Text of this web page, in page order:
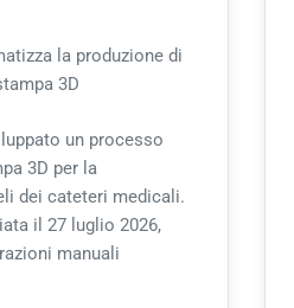
la produzione di
3D
un processo
3D per la
dei cateteri medicali.
il 27 luglio 2026,
manuali